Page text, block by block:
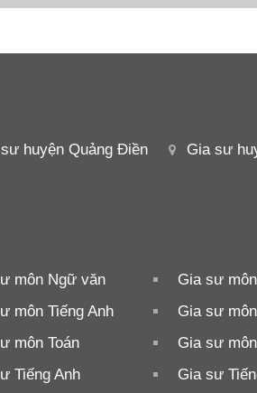
huyện Quảng Điền Gia sư
môn Ngữ văn
Gia sư
môn Tiếng Anh
Gia sư
môn Toán
Gia sư
Tiếng Anh
Gia sư